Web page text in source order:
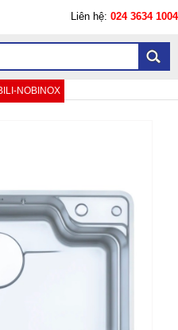
Liên hệ: 024 3634 1004
NOBINOX